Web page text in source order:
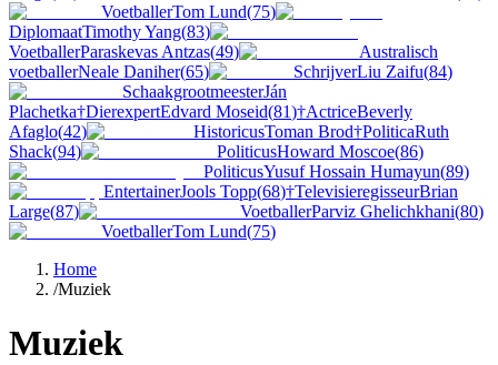
VoetballerTom Lund(75)
DiplomaatTimothy Yang(83)
VoetballerParaskevas Antzas(49)
Australisch
voetballerNeale Daniher(65) SchrijverLiu Zaifu(84)
SchaakgrootmeesterJán
Plachetka†DierexpertEdvard Moseid(81)†ActriceBeverly
Afaglo(42) HistoricusToman Brod†PoliticaRuth
Shack(94) PoliticusHoward Moscoe(86)
PoliticusYusuf Hossain Humayun(89)
EntertainerJools Topp(68)†TelevisieregisseurBrian
Large(87) VoetballerParviz Ghelichkhani(80)
VoetballerTom Lund(75)
Home
/Muziek
Muziek